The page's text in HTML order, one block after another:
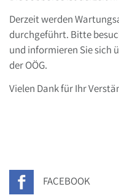
Derzeit werden
durchgeführt. Bitte
und informieren Sie sich
der OÖG.
Vielen Dank für Ihr
FACEBOOK